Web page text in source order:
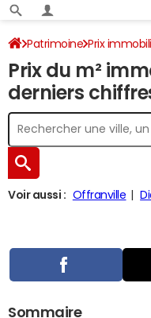
Patrimoine Prix
Prix du m²
derniers
Voir aussi : Offranville
Sommaire